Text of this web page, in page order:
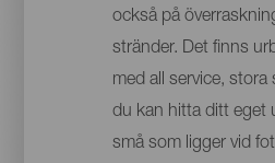
också på
stränder. Det finns
med all service, stora
du kan hitta ditt eget
små som ligger vid